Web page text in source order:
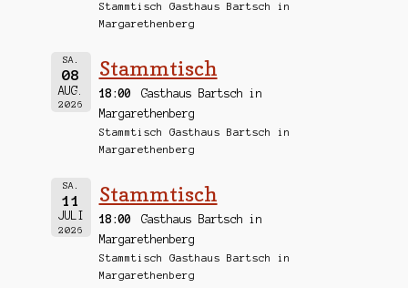
Stammtisch Gasthaus Bartsch in
Margarethenberg
SA.
08
AUG.
2026
Stammtisch
18:00
Gasthaus Bartsch in
Margarethenberg
Stammtisch Gasthaus Bartsch in
Margarethenberg
SA.
11
JULI
2026
Stammtisch
18:00
Gasthaus Bartsch in
Margarethenberg
Stammtisch Gasthaus Bartsch in
Margarethenberg